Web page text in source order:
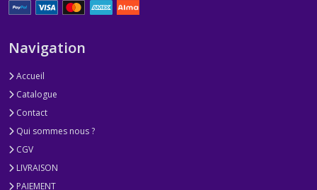
Navigation
Accueil
Catalogue
Contact
Qui sommes nous ?
CGV
LIVRAISON
PAIEMENT